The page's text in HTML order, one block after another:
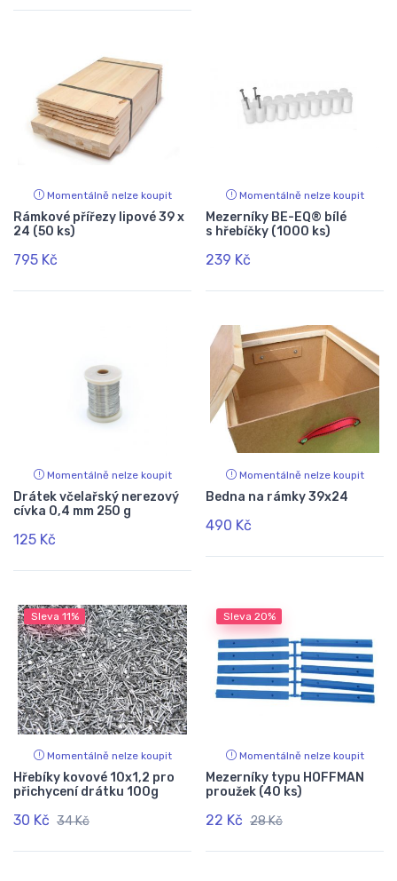
Momentálně nelze koupit
Rámkové přířezy lipové 39 x
24 (50 ks)
795 Kč
Momentálně nelze koupit
Mezerníky BE-EQ® bílé
s hřebíčky (1000 ks)
239 Kč
Momentálně nelze koupit
Drátek včelařský nerezový
cívka 0,4 mm 250 g
125 Kč
Momentálně nelze koupit
Bedna na rámky 39x24
490 Kč
Sleva 11%
Momentálně nelze koupit
Hřebíky kovové 10x1,2 pro
přichycení drátku 100g
30 Kč 34 Kč
Sleva 20%
Momentálně nelze koupit
Mezerníky typu HOFFMAN
proužek (40 ks)
22 Kč 28 Kč